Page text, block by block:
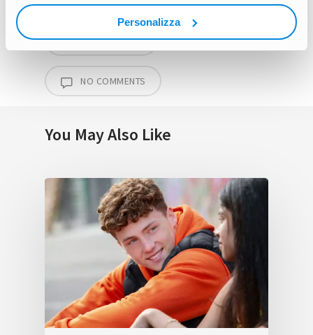
Personalizza
EXCHANGE KIT
NO COMMENTS
You May Also Like